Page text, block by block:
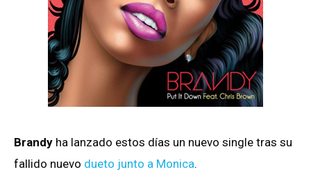
Brandy ha lanzado estos días un nuevo single tras su
fallido nuevo dueto junto a Monica.